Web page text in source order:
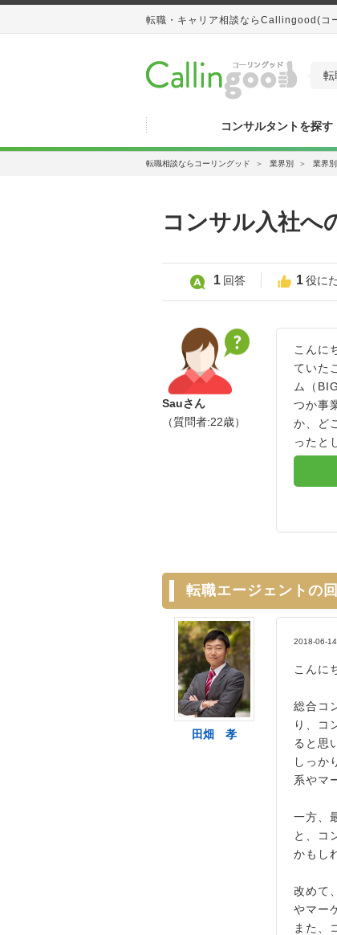
転職・キャリア相談ならCallingood(コ
転
コンサルタントを探す
転職相談ならコーリングッド ＞ 業界別 ＞ 業界
コンサル入社へ
1 回答 1役に
こんに
ていた
ム（
つか事
か、ど
ったと
Sauさん
（質問者:22歳）
転職エージェントの
2018-06-
こんに
総合コ
り、コ
ると思
しっか
系やマ
一方、
と、コ
かもし
改めて
やマー
また、
田畑 孝